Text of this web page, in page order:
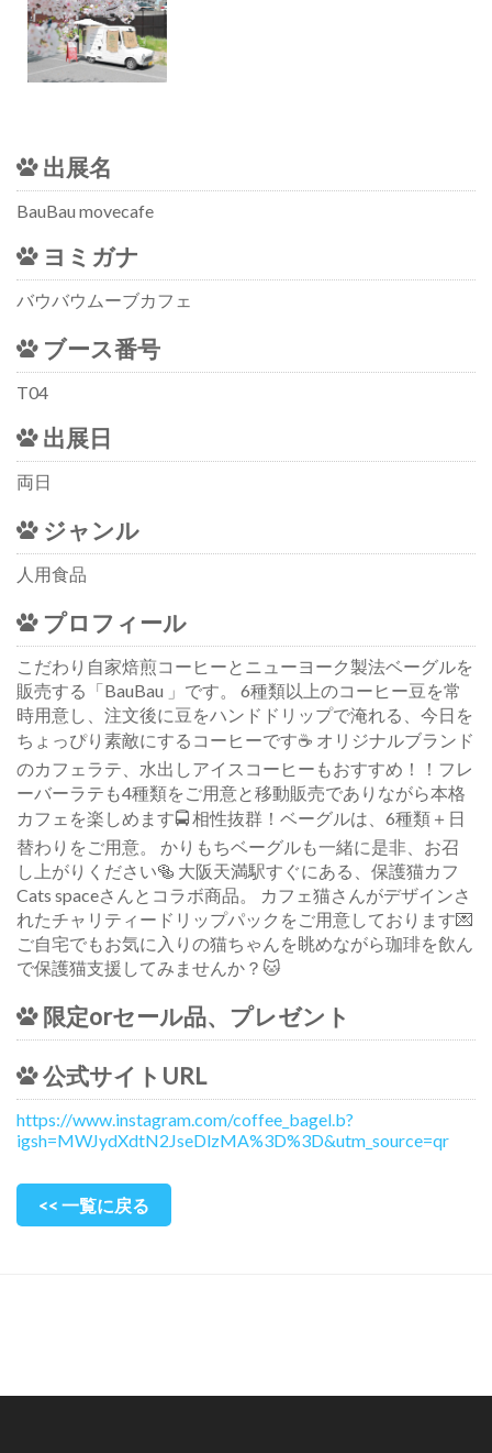
出展名
BauBau movecafe
ヨミガナ
バウバウムーブカフェ
ブース番号
T04
出展日
両日
ジャンル
人用食品
プロフィール
こだわり自家焙煎コーヒーとニューヨーク製法ベーグルを
販売する「BauBau 」です。 6種類以上のコーヒー豆を常
時用意し、注文後に豆をハンドドリップで淹れる、今日を
ちょっぴり素敵にするコーヒーです☕️ オリジナルブランド
のカフェラテ、水出しアイスコーヒーもおすすめ！！フレ
ーバーラテも4種類をご用意と移動販売でありながら本格
カフェを楽しめます🚍 相性抜群！ベーグルは、6種類＋日
替わりをご用意。 かりもちベーグルも一緒に是非、お召
し上がりください🥯 大阪天満駅すぐにある、保護猫カフ
Cats spaceさんとコラボ商品。 カフェ猫さんがデザインさ
れたチャリティードリップパックをご用意しております💌
ご自宅でもお気に入りの猫ちゃんを眺めながら珈琲を飲ん
で保護猫支援してみませんか？🐱
限定orセール品、プレゼント
公式サイトURL
https://www.instagram.com/coffee_bagel.b?
igsh=MWJydXdtN2JseDlzMA%3D%3D&utm_source=qr
<< 一覧に戻る